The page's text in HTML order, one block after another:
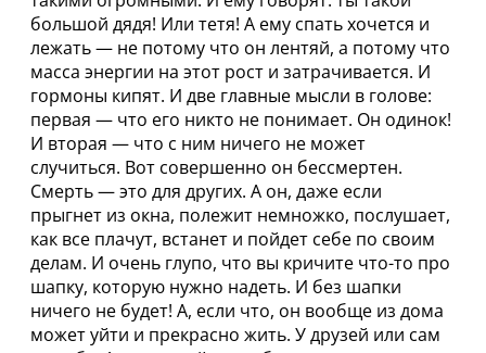
большой дядя! Или тетя! А ему спать хочется и
лежать — не потому что он лентяй, а потому что
масса энергии на этот рост и затрачивается. И
гормоны кипят. И две главные мысли в голове:
первая — что его никто не понимает. Он одинок!
И вторая — что с ним ничего не может
случиться. Вот совершенно он бессмертен.
Смерть — это для других. А он, даже если
прыгнет из окна, полежит немножко, послушает,
как все плачут, встанет и пойдет себе по своим
делам. И очень глупо, что вы кричите что-то про
шапку, которую нужно надеть. И без шапки
ничего не будет! А, если что, он вообще из дома
может уйти и прекрасно жить. У друзей или сам